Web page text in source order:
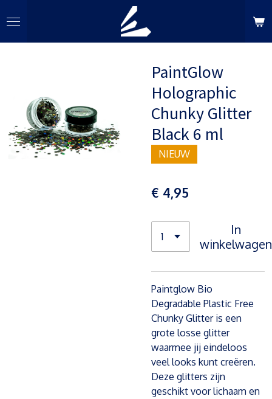
direct
naar
PaintGlow
Holographic
Chunky Glitter
Black 6 ml
NIEUW
€ 4,95
In
winkelwagen
Paintglow Bio
Degradable Plastic Free
Chunky Glitter is een
grote losse glitter
waarmee jij eindeloos
veel looks kunt creëren.
Deze glitters zijn
geschikt voor lichaam en